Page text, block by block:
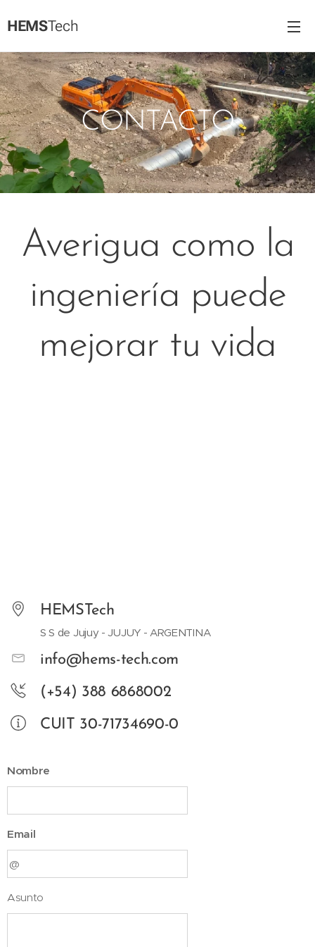
HEMSTech
CONTACTO
Averigua como la
ingeniería puede
mejorar tu vida
HEMSTech
S S de Jujuy - JUJUY - ARGENTINA
info@hems-tech.com
(+54) 388 6868002
CUIT 30-71734690-0
Nombre
Email
Asunto